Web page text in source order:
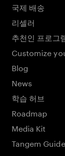
국제 배송
리셀러
추천인 프로그
Customize
Blog
News
학습 허브
Roadmap
Media Kit
Tangem Guide